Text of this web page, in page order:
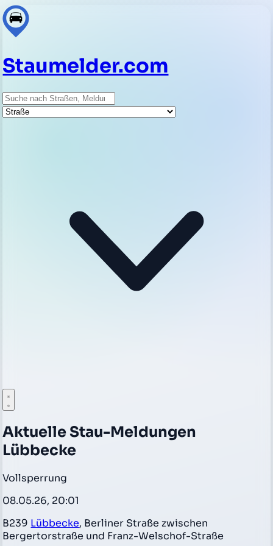
Staumelder.com
Suche
Straße
Aktuelle Stau-Meldungen
Lübbecke
Vollsperrung
08.05.26, 20:01
B239 Lübbecke, Berliner Straße zwischen
Bergertorstraße und Franz-Welschof-Straße